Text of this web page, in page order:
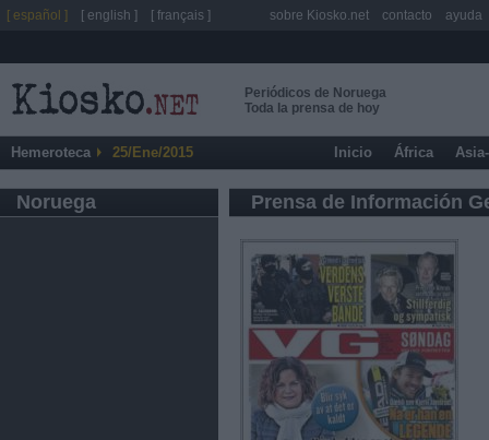
Periódicos de Noruega
Toda la prensa de hoy
Hemeroteca 25/Ene/2015 Inicio África
Noruega Prensa de Información
[ español ] [ english ] [ français ] sobre Kiosko.net contacto ayuda